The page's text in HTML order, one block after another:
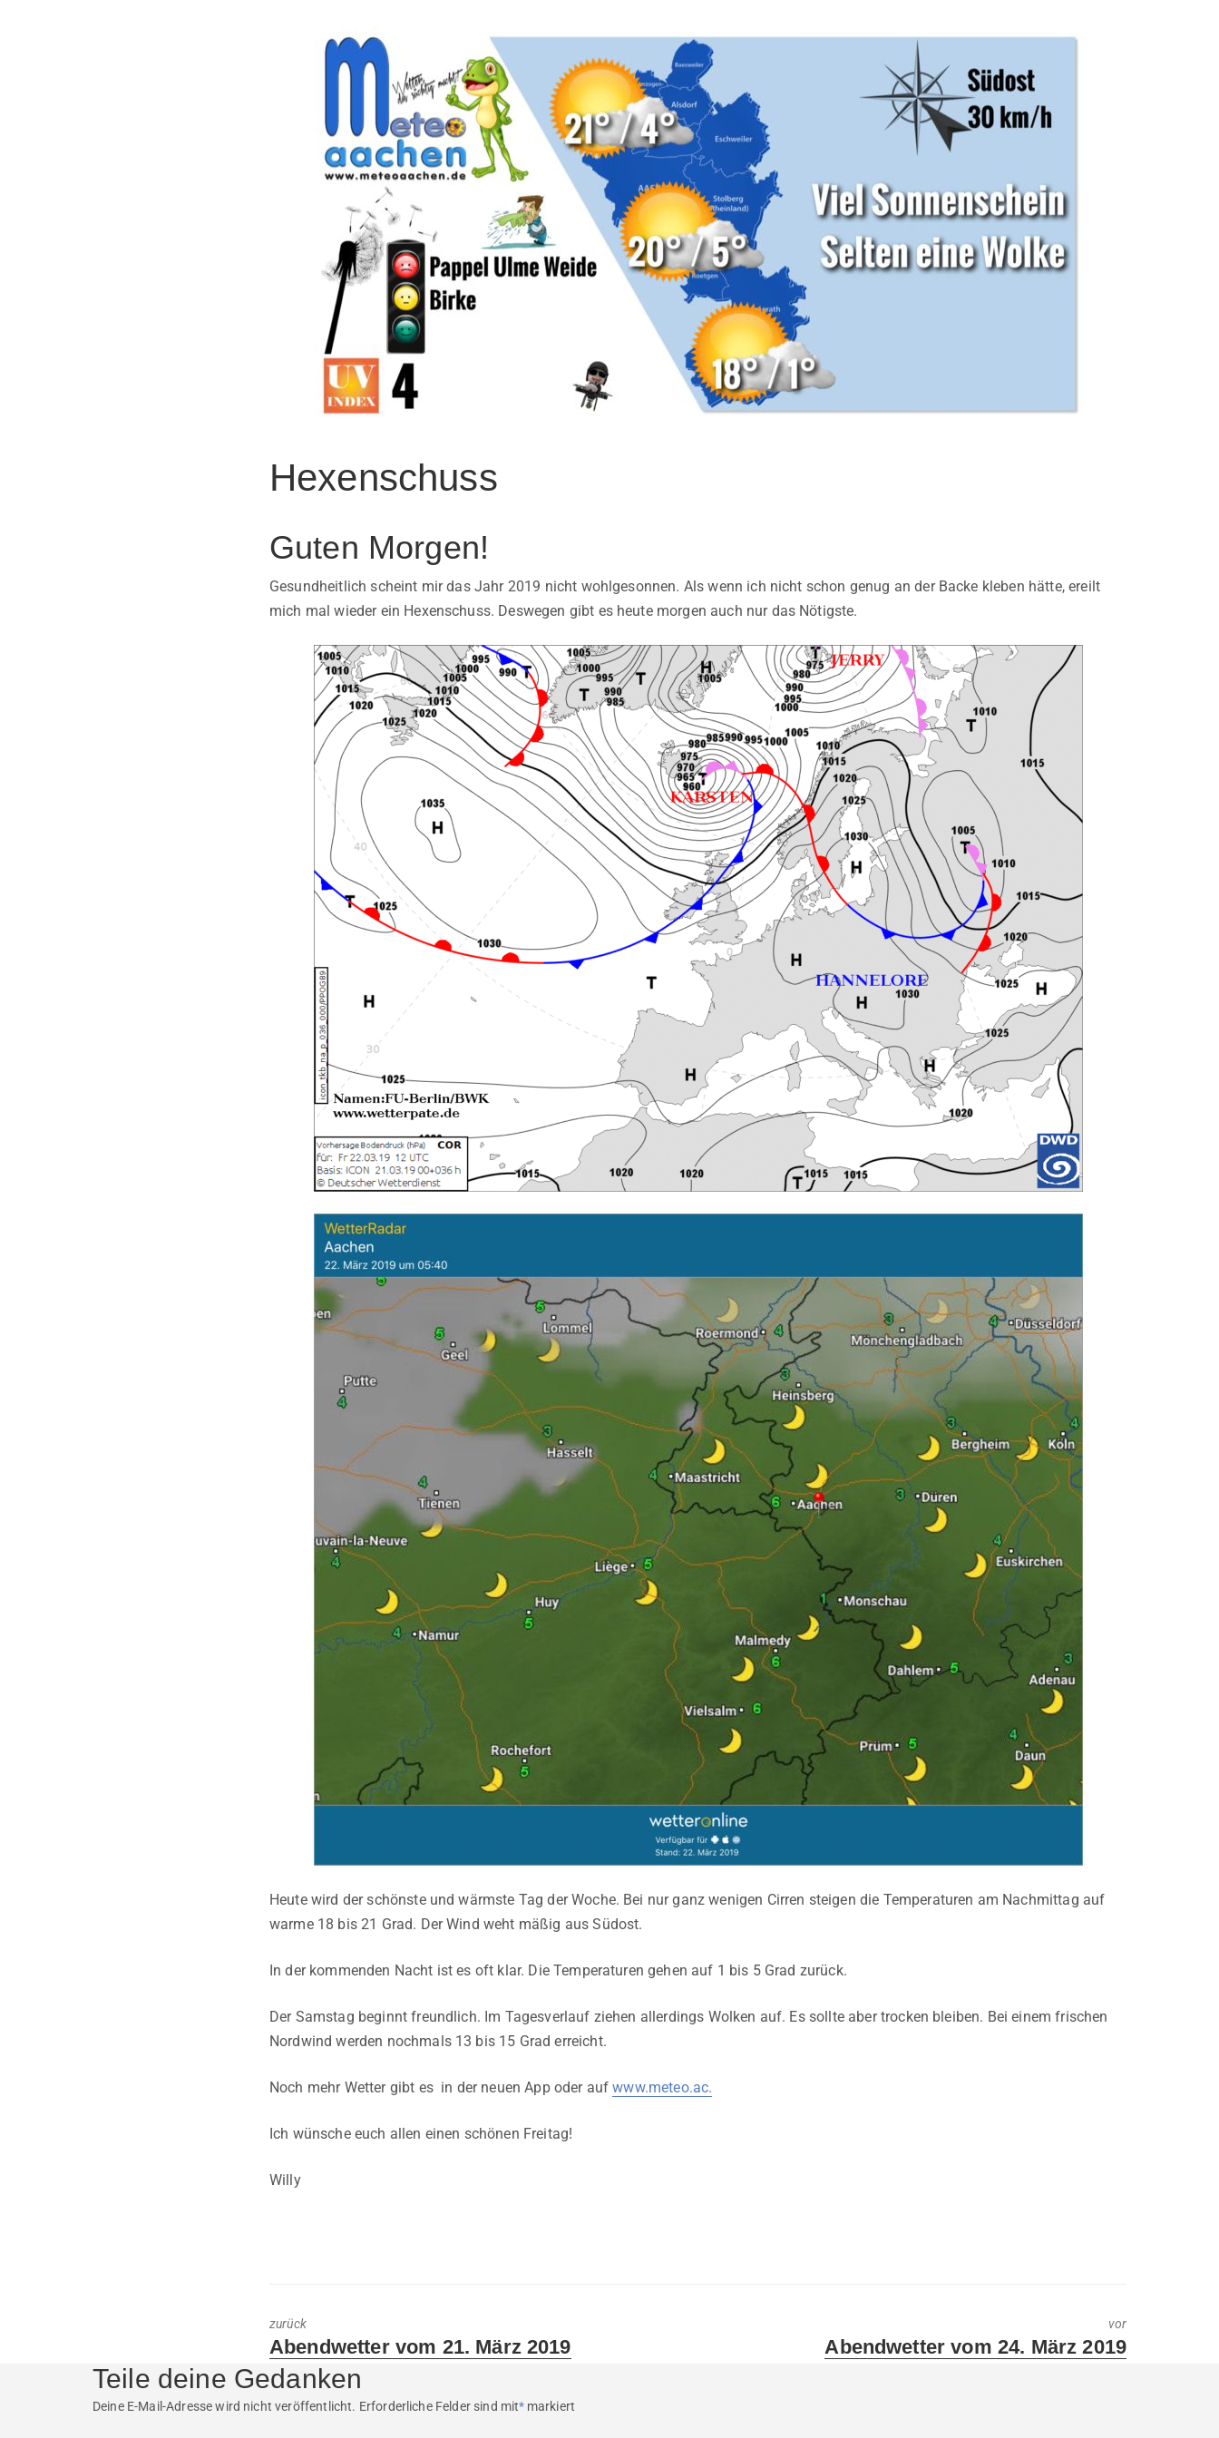
Hexenschuss
Guten Morgen!
Gesundheitlich scheint mir das Jahr 2019 nicht wohlgesonnen. Als wenn ich nicht schon genug an der Backe kleben hätte, ereilt
mich mal wieder ein Hexenschuss. Deswegen gibt es heute morgen auch nur das Nötigste.
Heute wird der schönste und wärmste Tag der Woche. Bei nur ganz wenigen Cirren steigen die Temperaturen am Nachmittag auf
warme 18 bis 21 Grad. Der Wind weht mäßig aus Südost.
In der kommenden Nacht ist es oft klar. Die Temperaturen gehen auf 1 bis 5 Grad zurück.
Der Samstag beginnt freundlich. Im Tagesverlauf ziehen allerdings Wolken auf. Es sollte aber trocken bleiben. Bei einem frischen
Nordwind werden nochmals 13 bis 15 Grad erreicht.
Noch mehr Wetter gibt es in der neuen App oder aufwww.meteo.ac.
Ich wünsche euch allen einen schönen Freitag!
Willy
zurück
Previous
post:
Abendwetter vom 21. März 2019
vor
Next
Abendwetter vom 24. März 2019
Teile deine Gedanken
Deine E-Mail-Adresse wird nicht veröffentlicht. Erforderliche Felder sind mit*markiert